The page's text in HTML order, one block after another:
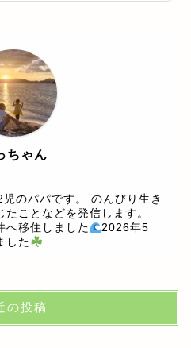
ちゃん
のパパです。 のんびり生き
ことなどを発信します。
へ移住しました
2026年5
した
の投稿